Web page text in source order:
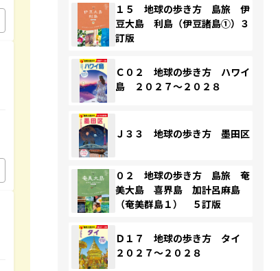
１５ 地球の歩き方 島旅 伊
豆大島 利島（伊豆諸島①）３
訂版
Ｃ０２ 地球の歩き方 ハワイ
島 ２０２７～２０２８
Ｊ３３ 地球の歩き方 墨田区
０２ 地球の歩き方 島旅 奄
美大島 喜界島 加計呂麻島
（奄美群島１） ５訂版
Ｄ１７ 地球の歩き方 タイ
２０２７～２０２８